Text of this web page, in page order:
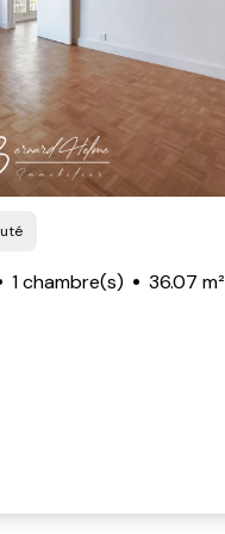
1 chambre(s)
36.07 m²